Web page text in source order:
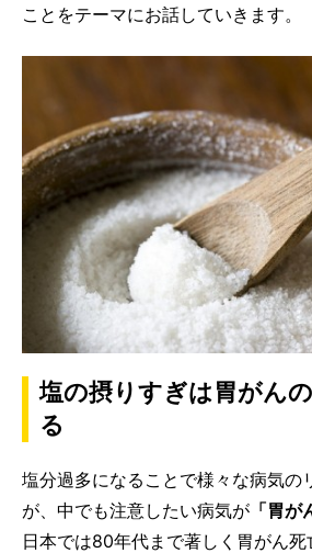
ことをテーマにお話していきます。
塩の摂りすぎは胃がん
る
塩分過多になることで様々な病気の
が、中でも注意したい病気が 「胃が
日本では80年代まで著しく胃がん